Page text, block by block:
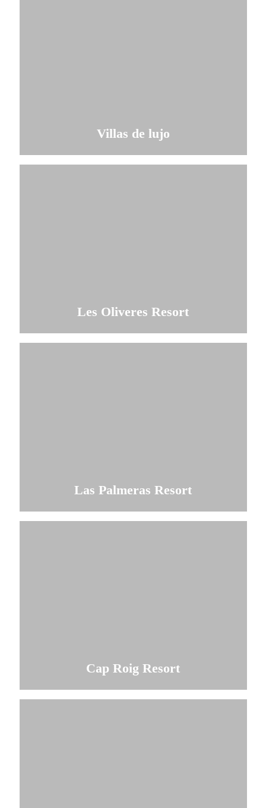
Villas de lujo
Comprobar disponibilidad
Les Oliveres Resort
Comprobar disponibilidad
Las Palmeras Resort
Comprobar disponibilidad
Cap Roig Resort
Comprobar disponibilidad